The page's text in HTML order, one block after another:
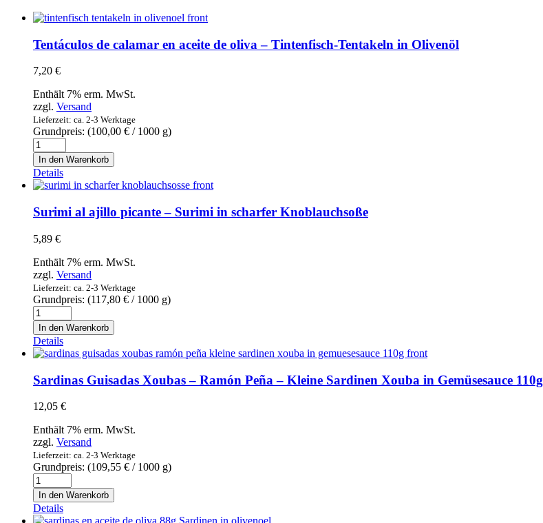
Tentáculos de calamar en aceite de oliva – Tintenfisch-Tentakeln in Olivenöl
7,20 €
Enthält 7% erm. MwSt.
zzgl. Versand
Lieferzeit: ca. 2-3 Werktage
Grundpreis: (100,00 € / 1000 g)
Tentáculos
de
calamar
en
aceite
de
oliva
Tintenfisch-
in
Olivenöl
Menge
In den Warenkorb
Details
Surimi al ajillo picante – Surimi in scharfer Knoblauchsoße
5,89 €
Enthält 7% erm. MwSt.
zzgl. Versand
Lieferzeit: ca. 2-3 Werktage
Grundpreis: (117,80 € / 1000 g)
Surimi
al
ajillo
picante
-
Surimi
in
Knoblauchsoße
In den Warenkorb
Details
Sardinas Guisadas Xoubas – Ramón Peña – Kleine Sardinen Xouba in Gemüsesauce 110g
12,05 €
Enthält 7% erm. MwSt.
zzgl. Versand
Lieferzeit: ca. 2-3 Werktage
Grundpreis: (109,55 € / 1000 g)
Sardinas
Guisadas
Xoubas
-
In den Warenkorb
Details